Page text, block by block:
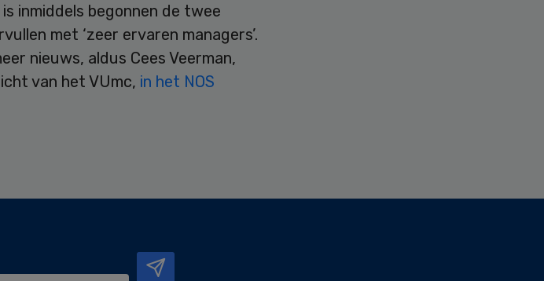
inmiddels begonnen de twee
met ‘zeer ervaren managers’.
nieuws, aldus Cees Veerman,
van het VUmc, in het NOS